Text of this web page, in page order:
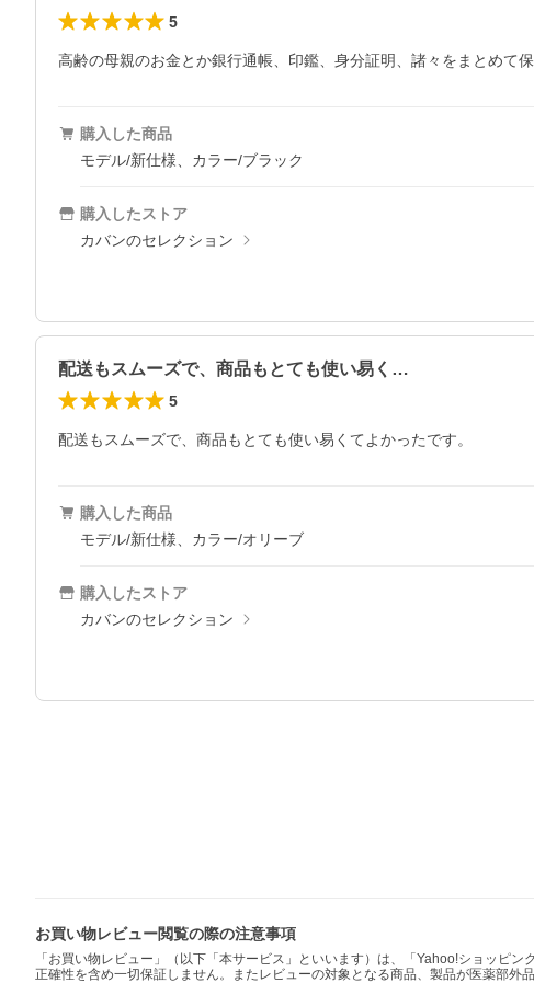
5
購入した商品
モデル/新仕様、カラー/ブラック
購入したストア
カバンのセレクション
配送もスムーズで、商品もとても使い易く…
5
配送もスムーズで、商品もとても使い易くてよかったです。
購入した商品
モデル/新仕様、カラー/オリーブ
購入したストア
カバンのセレクション
お買い物レビュー閲覧の際の注意事項
「お買い物レビュー」（以下「本サービス」といいます）は、「Yahoo!ショッピ
正確性を含め一切保証しません。またレビューの対象となる商品、製品が医薬部外